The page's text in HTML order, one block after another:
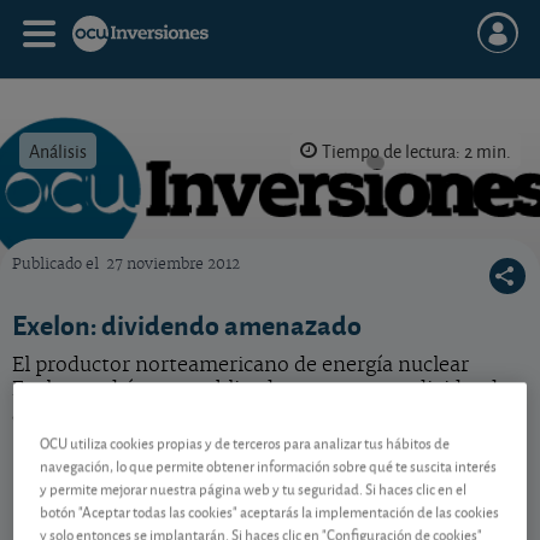
Análisis Tiempo de lectura: 2 min.
Publicado el 27 noviembre 2012
Exelon: dividendo amenazado
El productor norteamericano de energía nuclear
Exelon podría verse obligado a recortar su dividendo.
¿Cambia esto nuestra recomendación sobre el valor?
Contenido reservado a SOCIOS
OCU utiliza cookies propias y de terceros para analizar tus hábitos de
navegación, lo que permite obtener información sobre qué te suscita interés
y permite mejorar nuestra página web y tu seguridad. Si haces clic en el
botón "Aceptar todas las cookies" aceptarás la implementación de las cookies
y solo entonces se implantarán. Si haces clic en "Configuración de cookies"